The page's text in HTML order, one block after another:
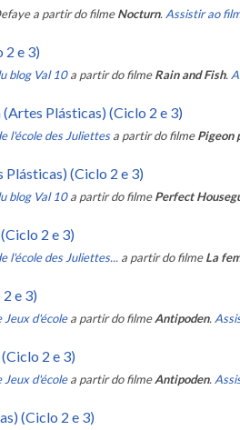
a partir do filme Nocturn. Assistir ao
2 e 3)
blog Val 10 a partir do filme Rain and Fish.
Plásticas) (Ciclo 2 e 3)
l'école des Juliettes a partir do filme Pigeon
(Ciclo 2 e 3)
blog Val 10 a partir do filme Perfect
2 e 3)
l'école des Juliettes... a partir do filme La
e 3)
Jeux d'école a partir do filme Antipoden.
2 e 3)
Jeux d'école a partir do filme Antipoden.
(Ciclo 2 e 3)